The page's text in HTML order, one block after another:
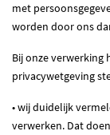
met
worden door ons
Bij onze verwerking
privacywetgeving
• wij duidelijk
verwerken. Dat